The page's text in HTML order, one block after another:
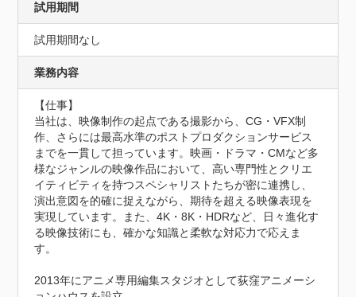
試用期間
試用期間なし
業務内容
【仕事】
当社は、映像制作の起点である撮影から、CG・VFX制
作、さらには最高水準のポストプロダクションサービス
までを一貫して担っています。映画・ドラマ・CMなど多
様なジャンルの映像作品において、高い専門性とクリエ
イティビティを持つスペシャリストたちが密に連携し、
演出意図を的確に捉えながら、期待を超える映像表現を
実現しています。また、4K・8K・HDRなど、日々進化す
る映像技術にも、確かな知識と柔軟な対応力で応えま
す。
2013年にアニメ専用編集スタジオとして荻窪アニメーシ